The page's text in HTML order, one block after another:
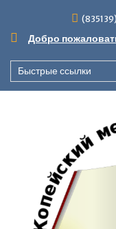
содержимому
Добро
Быстрые ссылки